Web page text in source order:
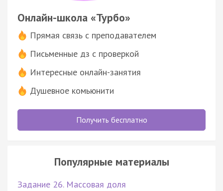
Онлайн-школа «Турбо»
Прямая связь с преподавателем
Письменные дз с проверкой
Интересные онлайн-занятия
Душевное комьюнити
Получить бесплатно
Популярные материалы
Задание 26. Массовая доля